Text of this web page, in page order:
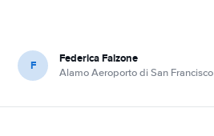
F Federica Falzone
Alamo Aeroporto di San Francisco